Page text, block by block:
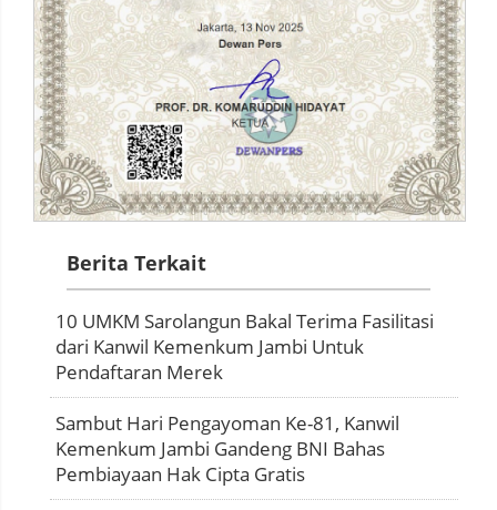
Berita Terkait
10 UMKM Sarolangun Bakal Terima Fasilitasi
dari Kanwil Kemenkum Jambi Untuk
Pendaftaran Merek
Sambut Hari Pengayoman Ke-81, Kanwil
Kemenkum Jambi Gandeng BNI Bahas
Pembiayaan Hak Cipta Gratis